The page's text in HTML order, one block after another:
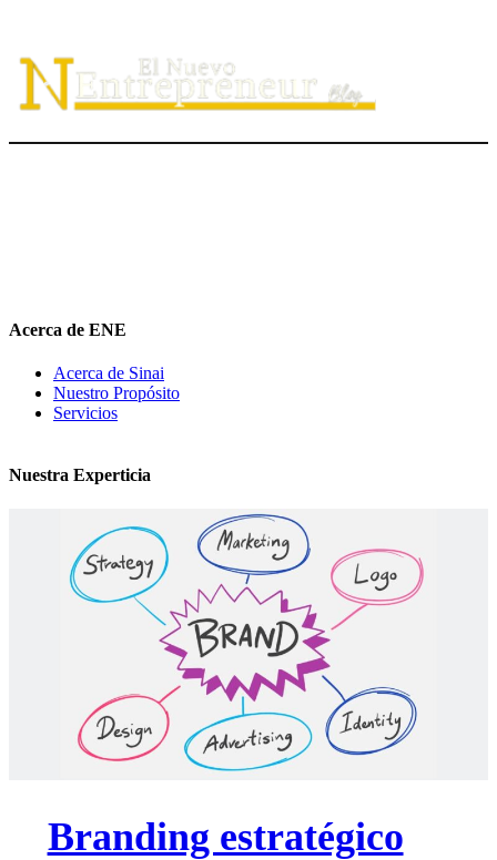
Acerca de ENE
Acerca de Sinai
Nuestro Propósito
Servicios
Nuestra Experticia
Branding estratégico